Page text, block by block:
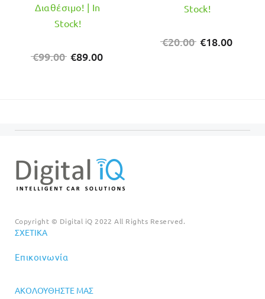
€99.00 Original
€89.00
Διαθέσιμο! | In
Stock!
€20.00 Original
€18.00
Stock!
Copyright © Digital iQ 2022 All Rights Reserved.
ΣΧΕΤΙΚΆ
Επικοινωνία
ΑΚΟΛΟΥΘΉΣΤΕ ΜΑΣ